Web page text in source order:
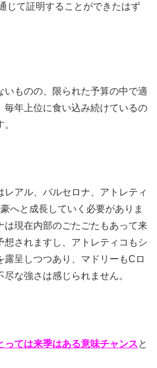
じて証明することができたはず
いものの、限られた予算の中で適
毎年上位に食い込み続けているの
レアル、バルセロナ、アトレティ
へと成長していく必要がありま
は現在内部のごたごたもあって来
想されますし、アトレティコもシ
露呈しつつあり、マドリーもCロ
な強さは感じられません。
っては来季はある意味チャンスと